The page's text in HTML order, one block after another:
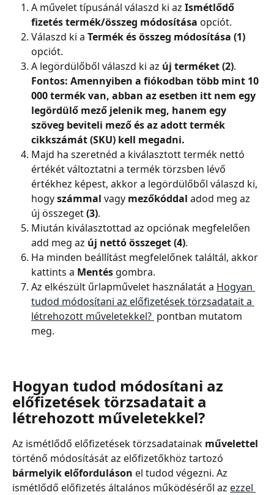
A művelet típusánál válaszd ki az Ismétlődő
fizetés termék/összeg módosítása opciót.
Válaszd ki a Termék és összeg módosítása (1)
opciót.
A legördülőből válaszd ki az új terméket (2).
Fontos: Amennyiben a fiókodban több mint 10
000 termék van, abban az esetben itt nem egy
legördülő mező jelenik meg, hanem egy
szöveg beviteli mező és az adott termék
cikkszámát (SKU) kell megadni.
Majd ha szeretnéd a kiválasztott termék nettó
értékét változtatni a termék törzsben lévő
értékhez képest, akkor a legördülőből válaszd ki,
hogy számmal vagy mezőkóddal adod meg az
új összeget (3).
Miután kiválasztottad az opciónak megfelelően
add meg az új nettó összeget (4).
Ha minden beállítást megfelelőnek találtál, akkor
kattints a Mentés gombra.
Az elkészült űrlapművelet használatát a Hogyan
tudod módosítani az előfizetések törzsadatait a
létrehozott műveletekkel? pontban mutatom
meg.
Hogyan tudod módosítani az
előfizetések törzsadatait a
létrehozott műveletekkel?
Az ismétlődő előfizetések törzsadatainak művelettel
történő módosítását az előfizetőkhöz tartozó
bármelyik előforduláson el tudod végezni. Az
ismétlődő előfizetés általános működéséről az ezzel